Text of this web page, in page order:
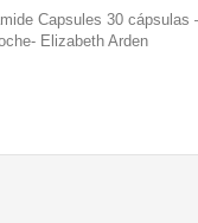
Capsules 30 cápsulas
Elizabeth Arden